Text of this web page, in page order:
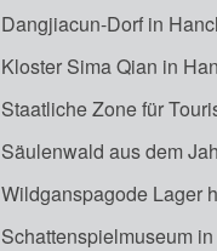
Dangjiacun-Dorf in
Kloster Sima Qian in
Staatliche Zone für
Säulenwald aus dem
Wildganspagode Lager
Schattenspielmuseum